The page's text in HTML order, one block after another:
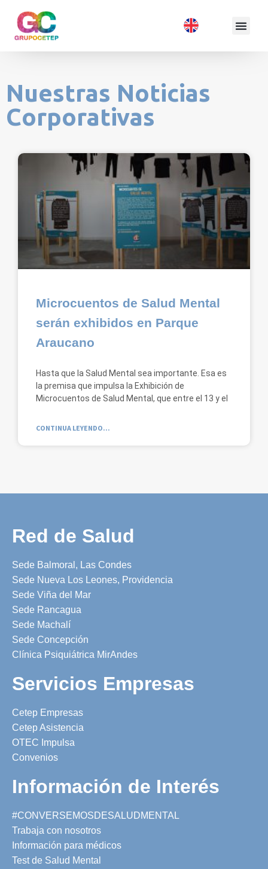
Nuestras Noticias
Corporativas
Microcuentos de Salud Mental
serán exhibidos en Parque
Araucano
Hasta que la Salud Mental sea importante. Esa es
la premisa que impulsa la Exhibición de
Microcuentos de Salud Mental, que entre el 13 y el
CONTINUA LEYENDO...
Red de Salud
Sede Balmoral, Las Condes
Sede Nueva Los Leones, Providencia
Sede Viña del Mar
Sede Rancagua
Sede Machalí
Sede Concepción
Clínica Psiquiátrica MirAndes
Servicios Empresas
Cetep Empresas
Cetep Asistencia
OTEC Impulsa
Convenios
Información de Interés
#CONVERSEMOSDESALUDMENTAL
Trabaja con nosotros
Información para médicos
Test de Salud Mental